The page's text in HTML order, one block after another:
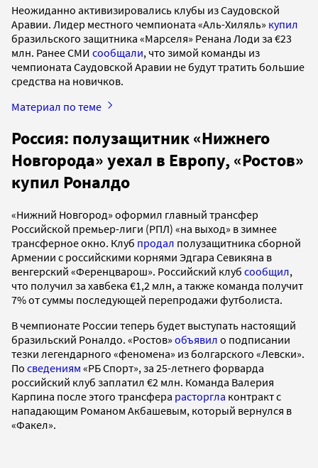
Неожиданно активизировались клубы из Саудовской
Аравии. Лидер местного чемпионата «Аль-Хиляль» купил
бразильского защитника «Марселя» Ренана Лоди за €23
млн. Ранее СМИ сообщали, что зимой команды из
чемпионата Саудовской Аравии не будут тратить большие
средства на новичков.
Материал по теме
Россия: полузащитник «Нижнего
Новгорода» уехал в Европу, «Ростов»
купил Роналдо
«Нижний Новгород» оформил главный трансфер
Российской премьер-лиги (РПЛ) «на выход» в зимнее
трансферное окно. Клуб продал полузащитника сборной
Армении с российскими корнями Эдгара Севикяна в
венгерский «Ференцварош». Российский клуб сообщил,
что получил за хавбека €1,2 млн, а также команда получит
7% от суммы последующей перепродажи футболиста.
В чемпионате России теперь будет выступать настоящий
бразильский Роналдо. «Ростов» объявил о подписании
тезки легендарного «феномена» из болгарского «Левски».
По сведениям «РБ Спорт», за 25-летнего форварда
российский клуб заплатил €2 млн. Команда Валерия
Карпина после этого трансфера расторгла контракт с
нападающим Романом Акбашевым, который вернулся в
«Факел».